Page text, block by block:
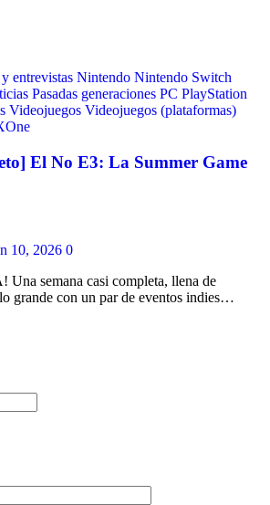
entrevistas Nintendo Nintendo Switch
Pasadas generaciones PC PlayStation
Videojuegos Videojuegos (plataformas)
El No E3: La Summer Game
10, 2026 0
semana casi completa, llena de
grande con un par de eventos indies…